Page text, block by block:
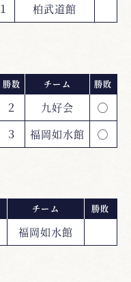
１ 柏武道館
勝数 チーム 勝敗
２ 九好会
◯
３ 福岡如水館 ◯
チーム 勝敗
福岡如水館